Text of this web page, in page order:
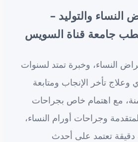
والتوليد –
جامعة قناة السويس
النساء، وخبرة تمتد لسنوات
تأخر الإنجاب ومتابعة
مع اهتمام خاص بجراحات
وجراحات أورام النساء،
دقيقة تعتمد على أحدث